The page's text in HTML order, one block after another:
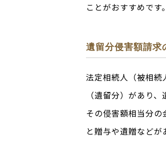
ことがおすすめです。
遺留分侵害額請求
法定相続人（被相続
（遺留分）があり
その侵害額相当分
と贈与や遺贈など